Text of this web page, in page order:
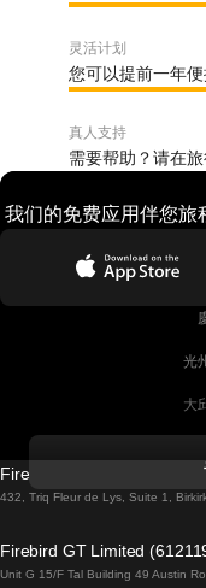
灵活计划
您可以提前一年便
真人支持
需要帮助？请在
我们的免费应用伴您
光
大
Firebird GT Limited (OC
432, Triq Fleur de Lys, Suite 1,
Firebird GT Limited
Unit G 15/F Tal Building 49 Austin